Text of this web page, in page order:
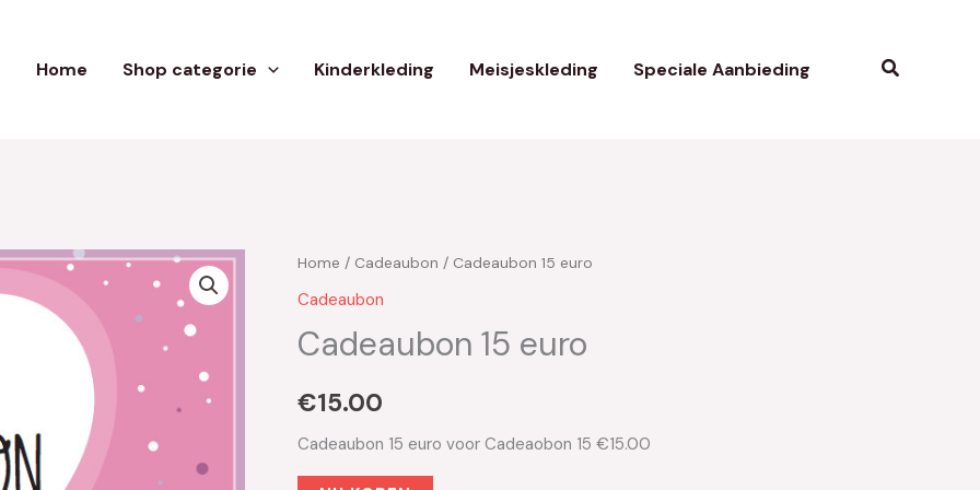
Home Shop categorie Kinderkleding Meisjeskleding Speciale Aanbieding Zoeken
Home / Cadeaubon / Cadeaubon 15 euro
Cadeaubon
Cadeaubon 15 euro
€15.00
Cadeaubon 15 euro voor Cadeaobon 15 €15.00